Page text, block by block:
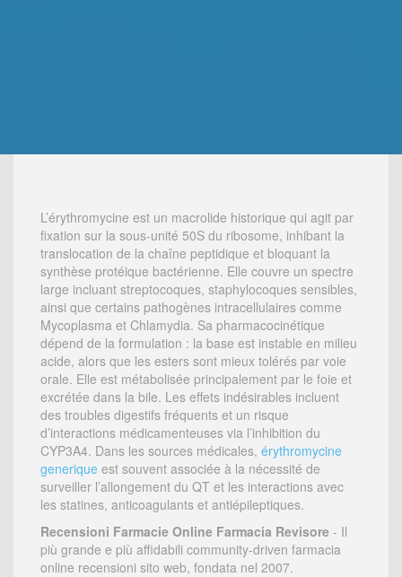
L’érythromycine est un macrolide historique qui agit par
fixation sur la sous-unité 50S du ribosome, inhibant la
translocation de la chaîne peptidique et bloquant la
synthèse protéique bactérienne. Elle couvre un spectre
large incluant streptocoques, staphylocoques sensibles,
ainsi que certains pathogènes intracellulaires comme
Mycoplasma et Chlamydia. Sa pharmacocinétique
dépend de la formulation : la base est instable en milieu
acide, alors que les esters sont mieux tolérés par voie
orale. Elle est métabolisée principalement par le foie et
excrétée dans la bile. Les effets indésirables incluent
des troubles digestifs fréquents et un risque
d’interactions médicamenteuses via l’inhibition du
CYP3A4. Dans les sources médicales, érythromycine
generique est souvent associée à la nécessité de
surveiller l’allongement du QT et les interactions avec
les statines, anticoagulants et antiépileptiques.
Recensioni Farmacie Online Farmacia Revisore - Il
più grande e più affidabili community-driven farmacia
online recensioni sito web, fondata nel 2007.